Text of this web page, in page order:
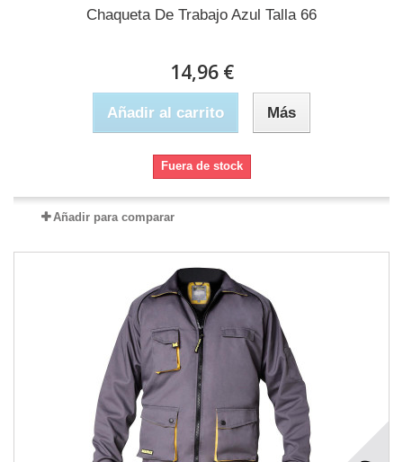
Chaqueta De Trabajo Azul Talla 66
14,96 €
Añadir al carrito Más
Fuera de stock
Añadir para comparar